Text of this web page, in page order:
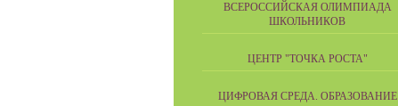
ВСЕРОССИЙСКАЯ ОЛИМПИАДА
ШКОЛЬНИКОВ
ЦЕНТР "ТОЧКА РОСТА"
ЦИФРОВАЯ СРЕДА. ОБРАЗОВАНИЕ